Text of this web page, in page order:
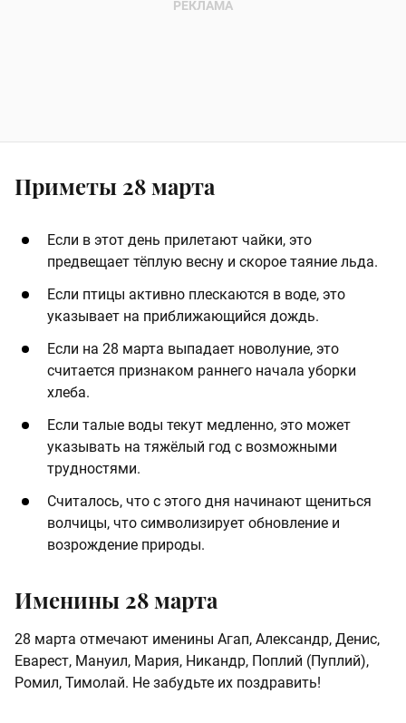
Приметы 28 марта
Если в этот день прилетают чайки, это
предвещает тёплую весну и скорое таяние льда. ​
Если птицы активно плескаются в воде, это
указывает на приближающийся дождь. ​
Если на 28 марта выпадает новолуние, это
считается признаком раннего начала уборки
хлеба. ​
Если талые воды текут медленно, это может
указывать на тяжёлый год с возможными
трудностями. ​
Считалось, что с этого дня начинают щениться
волчицы, что символизирует обновление и
возрождение природы.
Именины 28 марта
28 марта отмечают именины Агап, Александр, Денис,
Еварест, Мануил, Мария, Никандр, Поплий (Пуплий),
Ромил, Тимолай. Не забудьте их поздравить!